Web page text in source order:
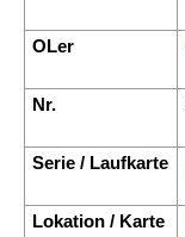
OLer
Nr.
Serie / Laufkarte
Lokation / Karte